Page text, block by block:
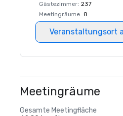
Gästezimmer: 237
Meetingräume: 8
Veranstaltungsort
Meetingräume
Gesamte Meetingfläche